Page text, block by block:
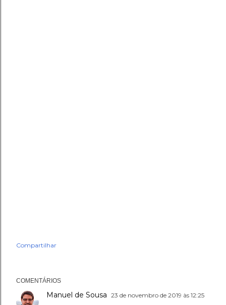
Compartilhar
COMENTÁRIOS
Manuel de Sousa 23 de novembro de 2019 às 12:25